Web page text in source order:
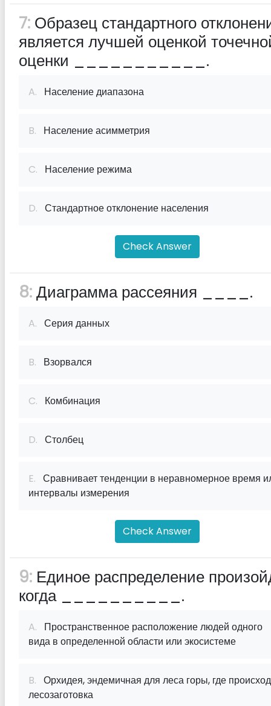
7: Образец стандартного
является лучшей оценкой
оценки ___________.
A. Население диапазона
B. Население асимметрия
C. Население режима
D. Стандартное отклонение населения
Check Answer
8:Диаграмма рассеяния ____.
A. Серия данных
B. Взорвался
C. Комбинация
D. Столбец
E. Сравнивает тенденции в неравномерное время
интервалы измерения
Check Answer
9: Единое распределение
когда __________.
A. Пространственное расположение людей одного
вида в определенной области или экосистеме
B. Орхидея, эндемичная для леса горы, где
лесозаготовка